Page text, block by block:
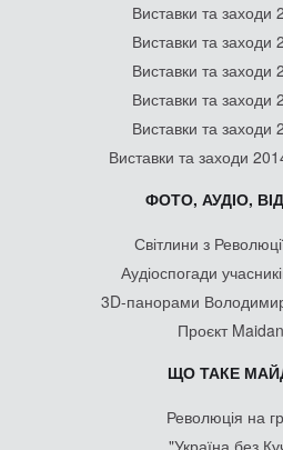
Виставки та заходи
Виставки та заходи
Виставки та заходи
Виставки та заходи
Виставки та заходи
Виставки та заходи
ФОТО, АУДІО,
Світлини з
Аудіоспогади
3D-панорами
Проєкт
ЩО ТАКЕ
Революція на
"Україна без